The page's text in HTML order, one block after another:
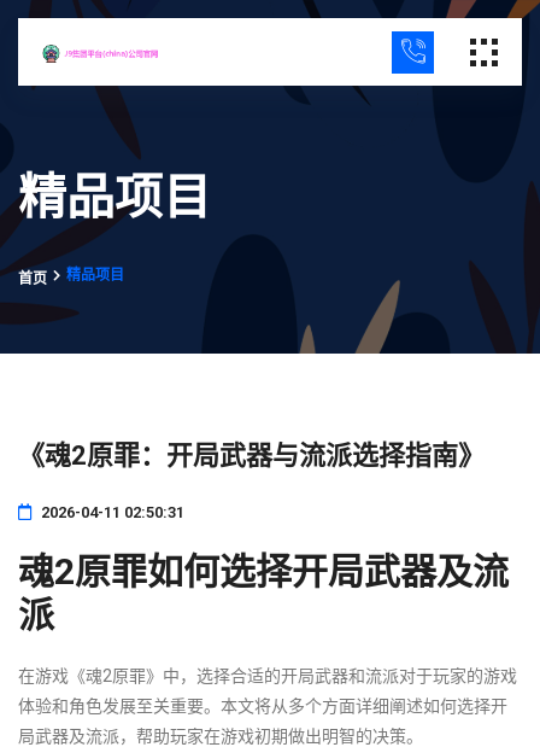
精品项目
首页 精品项目
《魂2原罪：开局武器与流派选择指南》
2026-04-11 02:50:31
魂2原罪如何选择开局武器及流
派
在游戏《魂2原罪》中，选择合适的开局武器和流派对于玩家的游戏
体验和角色发展至关重要。本文将从多个方面详细阐述如何选择开
局武器及流派，帮助玩家在游戏初期做出明智的决策。